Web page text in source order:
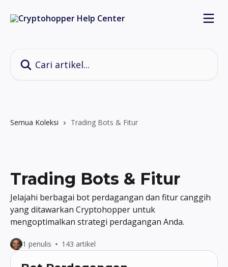
Semua Koleksi Trading Bots & Fitur
Trading Bots & Fitur
Jelajahi berbagai bot perdagangan dan fitur canggih
yang ditawarkan Cryptohopper untuk
mengoptimalkan strategi perdagangan Anda.
1 penulis 143 artikel